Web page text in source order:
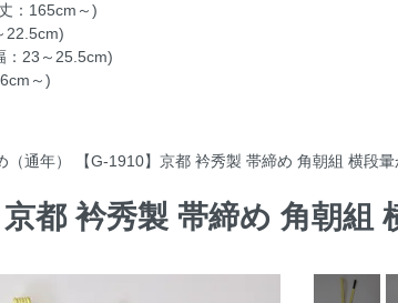
：165cm～)
23～25.5cm)
～)
（通年） 【G-1910】京都 衿秀製 帯締め 角朝組 横段
京都 衿秀製 帯締め 角朝